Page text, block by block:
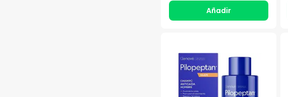
Añadir